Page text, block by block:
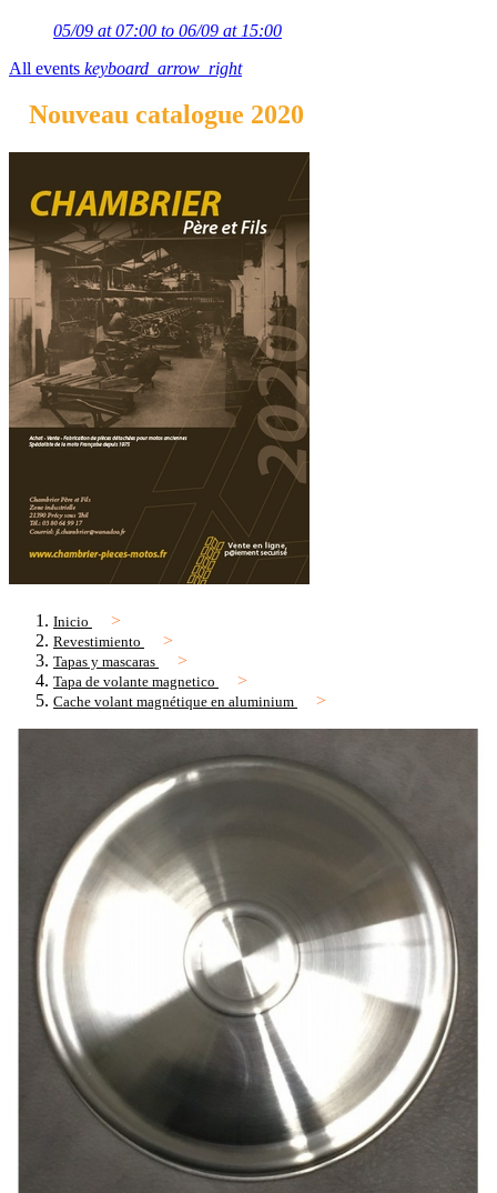
05/09 at 07:00 to 06/09 at 15:00
All events keyboard_arrow_right
Nouveau catalogue 2020
Inicio
Revestimiento
Tapas y mascaras
Tapa de volante magnetico
Cache volant magnétique en aluminium